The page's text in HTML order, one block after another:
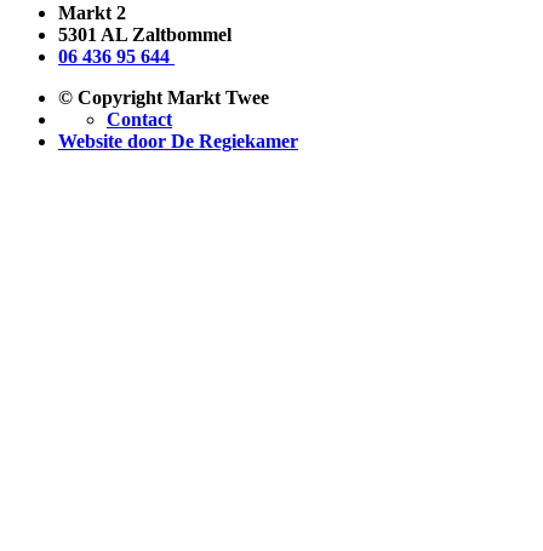
Markt 2
5301 AL Zaltbommel
06 436 95 644
© Copyright Markt Twee
Contact
Website door De Regiekamer